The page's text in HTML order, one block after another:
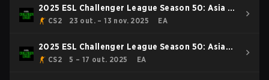
2025 ESL Challenger League Season 50: Asia -
Cup #4
CS2 23 out. – 13 nov. 2025 EA
2025 ESL Challenger League Season 50: Asia
Cup #3
CS2 5 – 17 out. 2025 EA